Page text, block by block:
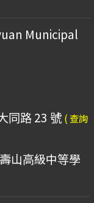
Municipal
同路 23 號 ( 查詢
山高級中等學